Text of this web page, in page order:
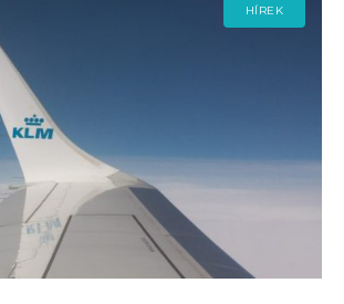
HÍREK